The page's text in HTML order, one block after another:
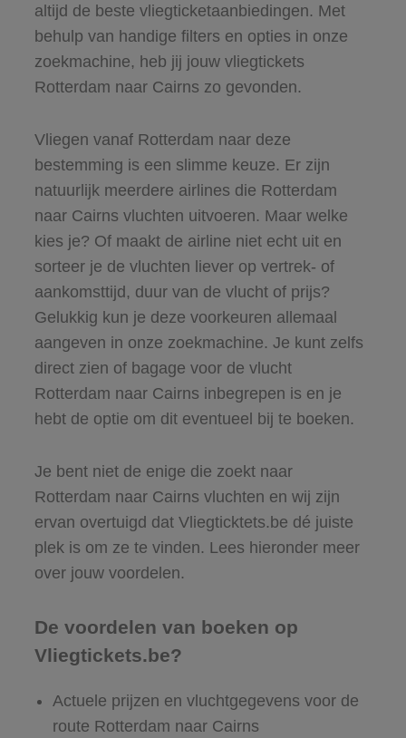
altijd de beste vliegticketaanbiedingen. Met
behulp van handige filters en opties in onze
zoekmachine, heb jij jouw vliegtickets
Rotterdam naar Cairns zo gevonden.
Vliegen vanaf Rotterdam naar deze
bestemming is een slimme keuze. Er zijn
natuurlijk meerdere airlines die Rotterdam
naar Cairns vluchten uitvoeren. Maar welke
kies je? Of maakt de airline niet echt uit en
sorteer je de vluchten liever op vertrek- of
aankomsttijd, duur van de vlucht of prijs?
Gelukkig kun je deze voorkeuren allemaal
aangeven in onze zoekmachine. Je kunt zelfs
direct zien of bagage voor de vlucht
Rotterdam naar Cairns inbegrepen is en je
hebt de optie om dit eventueel bij te boeken.
Je bent niet de enige die zoekt naar
Rotterdam naar Cairns vluchten en wij zijn
ervan overtuigd dat Vliegticktets.be dé juiste
plek is om ze te vinden. Lees hieronder meer
over jouw voordelen.
De voordelen van boeken op
Vliegtickets.be?
Actuele prijzen en vluchtgegevens voor de
route Rotterdam naar Cairns